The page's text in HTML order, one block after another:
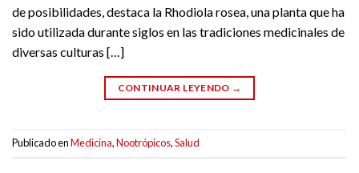
de posibilidades, destaca la Rhodiola rosea, una planta que ha
sido utilizada durante siglos en las tradiciones medicinales de
diversas culturas […]
CONTINUAR LEYENDO →
Publicado enMedicina,Nootrópicos,Salud